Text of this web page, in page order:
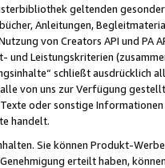
geltenden
Anleitungen,
von Creators API und PA
und Leistungskriterien
schließt ausdrücklich
von uns zur Verfügung
oder sonstige
handelt.
Sie können Produkt-
erteilt haben,